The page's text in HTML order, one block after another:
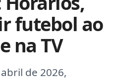
futebol ao
na TV
de 2026,